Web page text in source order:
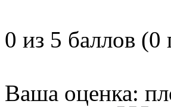
0 из 5 баллов (0
Ваша оценка: